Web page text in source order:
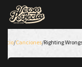
Inicio/Canciones/Righting